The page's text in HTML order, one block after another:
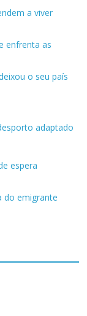
a viver
enfrenta as
o seu país
adaptado
espera
do emigrante